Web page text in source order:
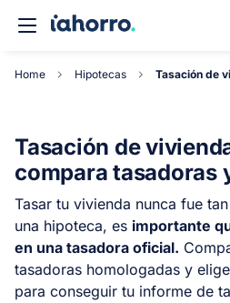
Home Hipotecas Tasación de
Tasación de
compara tasadoras
Tasar tu vivienda nunca fue
una hipoteca, es importante
en una tasadora oficial.
tasadoras homologadas y
para conseguir tu informe de